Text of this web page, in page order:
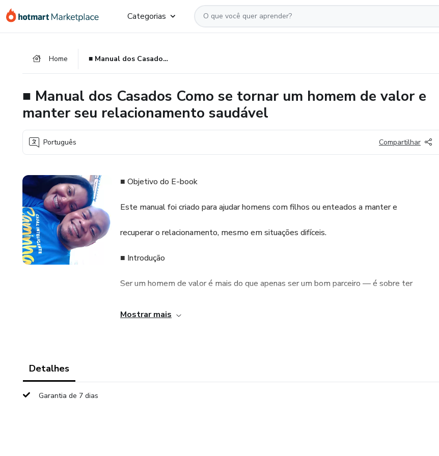
para
para
para
Categorias
Home ■ Manual dos Casados Como se tornar um homem de valor e manter seu relacionamento saudável
■ Manual dos Casados Como se tornar um homem de valor e
manter seu relacionamento saudável
Português Compartilhar
■ Objetivo do E-book
Este manual foi criado para ajudar homens com filhos ou enteados a manter e
recuperar o relacionamento, mesmo em situações difíceis.
■ Introdução
Ser um homem de valor é mais do que apenas ser um bom parceiro — é sobre ter
caráter, assumir responsabilidades, respeitar e amar sua companheira, mesmo
1. Tenha caráter e honre sua palavra.
Mostrar mais
Detalhes
Garantia de 7 dias